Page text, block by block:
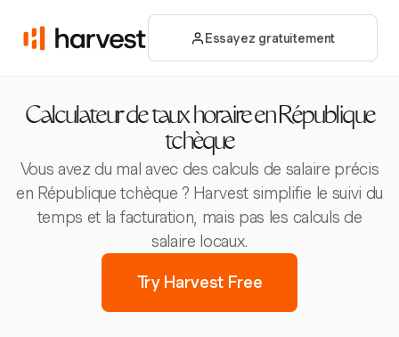
Essayez gratuitement
Calculateur de taux horaire en République
tchèque
Vous avez du mal avec des calculs de salaire précis
en République tchèque ? Harvest simplifie le suivi du
temps et la facturation, mais pas les calculs de
salaire locaux.
Try Harvest Free